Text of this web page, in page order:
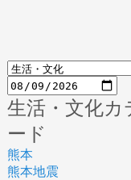
生活・文化カ
ード
熊本
熊本地震